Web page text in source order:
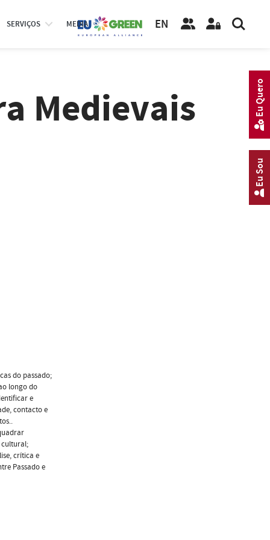
SERVIÇOS MEDIA EN
Medievais
do passado;
longo do
e
contacto e
crítica e
Passado e
Eu Sou
Eu Quero